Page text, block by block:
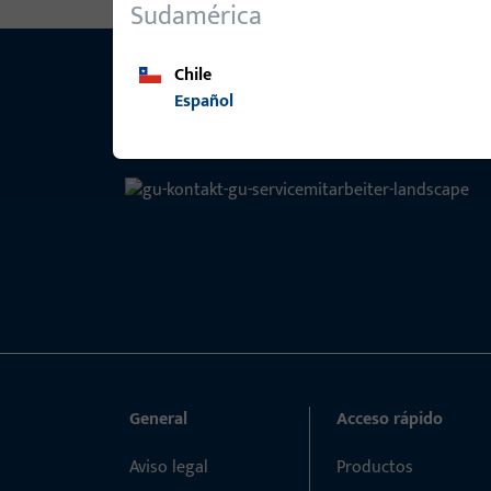
Sudamérica
Chile
Español
General
Aviso legal
Acceso rápido
Productos